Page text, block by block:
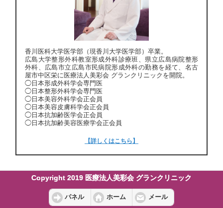
香川医科大学医学部（現香川大学医学部）卒業。
広島大学整形外科教室形成外科診療班、県立広島病院整形
外科、広島市立広島市民病院形成外科の勤務を経て、名古
屋市中区栄に医療法人美彩会 グランクリニックを開院。
◯日本形成外科学会専門医
◯日本整形外科学会専門医
◯日本美容外科学会正会員
◯日本美容皮膚科学会正会員
◯日本抗加齢医学会正会員
◯日本抗加齢美容医療学会正会員
【詳しくはこちら】
Copyright 2019 医療法人美彩会 グランクリニック
パネル ホーム メール